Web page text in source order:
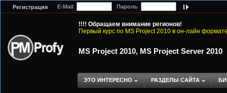
Регистрация E-Mail Пароль
!!!! Обращаем внимание регионов!
Первый курс по MS Project 2010 в он-лайн
MS Project 2010, MS Project Server 2010
ЭТО ИНТЕРЕСНО РАЗДЕЛЫ САЙТА